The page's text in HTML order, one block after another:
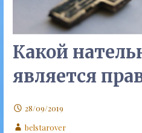
Какой
является
28/09/2019
belstarover